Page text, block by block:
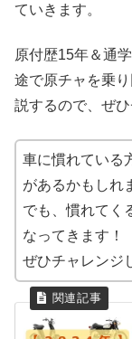
ていきます。
原付歴15年＆通
途で原チャを乗
説するので、ぜ
車に慣れている
があるかもしれ
でも、慣れてく
なってきます！
ぜひチャレンジ